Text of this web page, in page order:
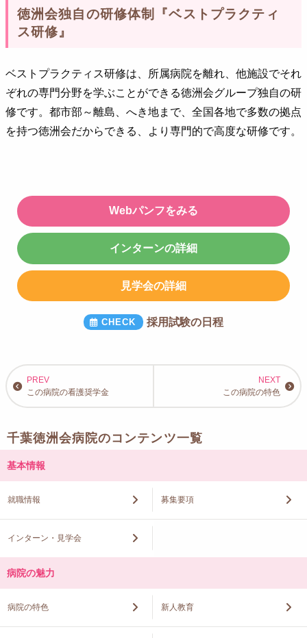
徳洲会独自の研修体制『ベストプラクティ
ス研修』
ベストプラクティス研修は、所属病院を離れ、他施設でそれ
ぞれの専門分野を学ぶことができる徳洲会グループ独自の研
修です。都市部～離島、へき地まで、全国各地で多数の拠点
を持つ徳洲会だからできる、より専門的で高度な研修です。
Webパンフをみる
インターンの詳細
見学会の詳細
採用試験の日程
この病院の看護奨学金 この病院の特色
千葉徳洲会病院のコンテンツ一覧
基本情報
就職情報 募集要項
インターン・見学会
病院の魅力
病院の特色 新人教育